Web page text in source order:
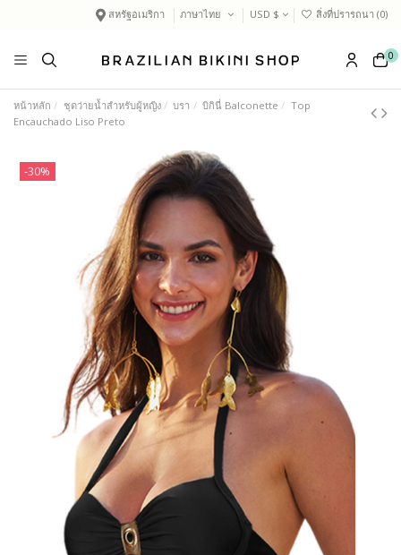
สหรัฐอเมริกา ภาษาไทย USD $ สิ่งที่ปรารถนา (0)
0
หน้าหลัก ชุดว่ายน้ำสำหรับผู้หญิง บรา บิกินี่ Balconette
Top
Encauchado Liso Preto
-30%